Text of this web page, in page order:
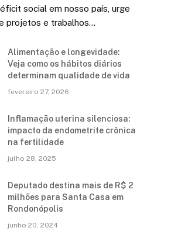
social em nosso país, urge
projetos e trabalhos…
Alimentação e longevidade:
Veja como os hábitos diários
determinam qualidade de vida
fevereiro 27, 2026
Inflamação uterina silenciosa:
impacto da endometrite crônica
na fertilidade
julho 28, 2025
Deputado destina mais de R$ 2
milhões para Santa Casa em
Rondonópolis
junho 20, 2024